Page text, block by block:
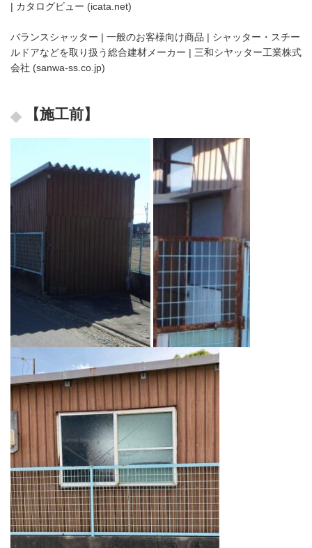
| カタログビュー (icata.net)
バランスシャッター | 一般のお客様向け商品 | シャッター・スチー
ルドアなどを取り扱う総合建材メーカー | 三和シヤッター工業株式
会社 (sanwa-ss.co.jp)
【施工前】